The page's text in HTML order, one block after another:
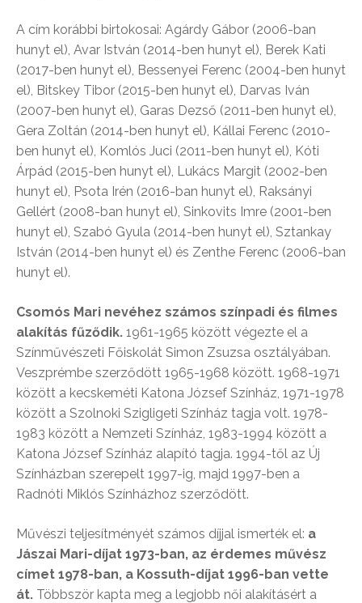
A cím korábbi birtokosai: Agárdy Gábor (2006-ban
hunyt el), Avar István (2014-ben hunyt el), Berek Kati
(2017-ben hunyt el), Bessenyei Ferenc (2004-ben hunyt
el), Bitskey Tibor (2015-ben hunyt el), Darvas Iván
(2007-ben hunyt el), Garas Dezső (2011-ben hunyt el),
Gera Zoltán (2014-ben hunyt el), Kállai Ferenc (2010-
ben hunyt el), Komlós Juci (2011-ben hunyt el), Kóti
Árpád (2015-ben hunyt el), Lukács Margit (2002-ben
hunyt el), Psota Irén (2016-ban hunyt el), Raksányi
Gellért (2008-ban hunyt el), Sinkovits Imre (2001-ben
hunyt el), Szabó Gyula (2014-ben hunyt el), Sztankay
István (2014-ben hunyt el) és Zenthe Ferenc (2006-ban
hunyt el).
Csomós Mari nevéhez számos színpadi és filmes
alakítás fűződik. 1961-1965 között végezte el a
Színművészeti Főiskolát Simon Zsuzsa osztályában.
Veszprémbe szerződött 1965-1968 között. 1968-1971
között a kecskeméti Katona József Színház, 1971-1978
között a Szolnoki Szigligeti Színház tagja volt. 1978-
1983 között a Nemzeti Színház, 1983-1994 között a
Katona József Színház alapító tagja. 1994-től az Új
Színházban szerepelt 1997-ig, majd 1997-ben a
Radnóti Miklós Színházhoz szerződött.
Művészi teljesítményét számos díjjal ismerték el: a
Jászai Mari-díjat 1973-ban, az érdemes művész
címet 1978-ban, a Kossuth-díjat 1996-ban vette
át. Többször kapta meg a legjobb női alakításért a